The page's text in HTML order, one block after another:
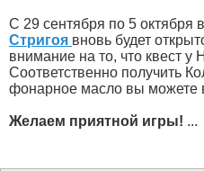
С 29 сентября по 5 октября
Стригоя вновь будет
внимание на то, что квест у
Соответственно получить
фонарное масло вы можете
Желаем приятной игры! ...